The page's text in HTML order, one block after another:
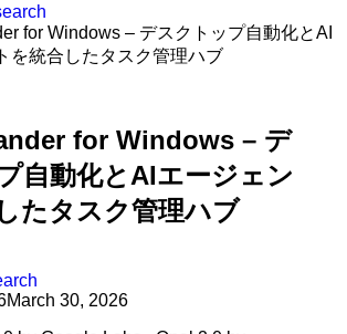
for Windows – デスクトップ自動化とAI
を統合したタスク管理ハブ
for Windows – デ
自動化とAIエージェン
たタスク管理ハブ
March 30, 2026